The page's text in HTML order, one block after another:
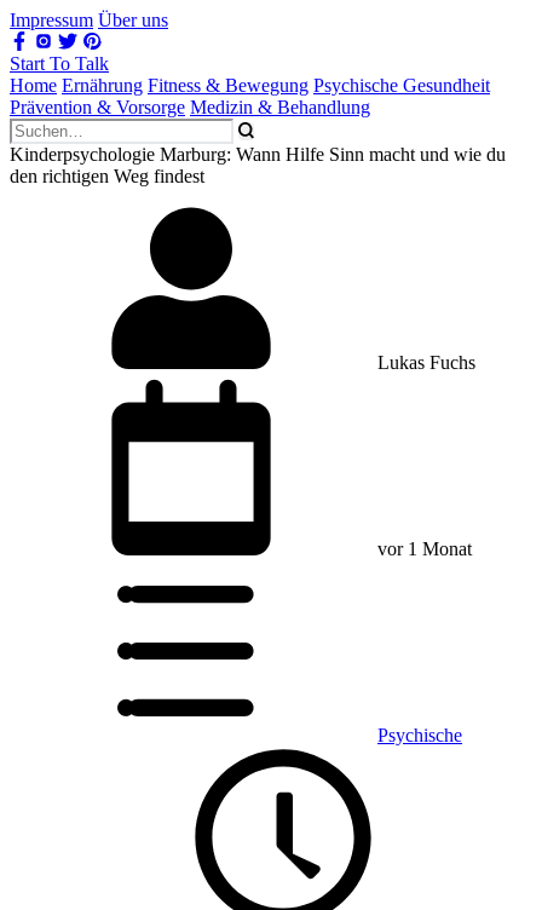
Impressum Über uns
Start To Talk
Home Ernährung Fitness & Bewegung Psychische Gesundheit
Prävention & Vorsorge Medizin & Behandlung
Kinderpsychologie Marburg: Wann Hilfe Sinn macht und wie du
den richtigen Weg findest
Lukas Fuchs
vor 1 Monat
Psychische